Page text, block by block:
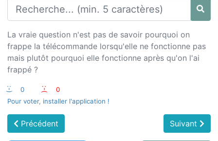
La vraie question n'est pas de savoir pourquoi on
frappe la télécommande lorsqu'elle ne fonctionne pas
mais plutôt pourquoi elle fonctionne après qu'on l'ai
frappé ?
:-) 0 :-(
0
Pour voter, installer l'application !
Précédent Suivant